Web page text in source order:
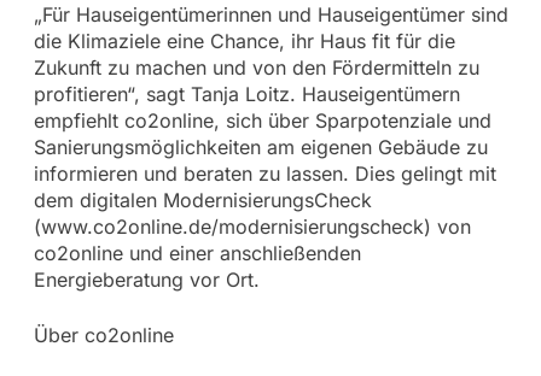
„Für Hauseigentümerinnen und Hauseigentümer sind
die Klimaziele eine Chance, ihr Haus fit für die
Zukunft zu machen und von den Fördermitteln zu
profitieren“, sagt Tanja Loitz. Hauseigentümern
empfiehlt co2online, sich über Sparpotenziale und
Sanierungsmöglichkeiten am eigenen Gebäude zu
informieren und beraten zu lassen. Dies gelingt mit
dem digitalen ModernisierungsCheck
(www.co2online.de/modernisierungscheck) von
co2online und einer anschließenden
Energieberatung vor Ort.
Über co2online